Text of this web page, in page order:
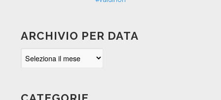
ARCHIVIO PER DATA